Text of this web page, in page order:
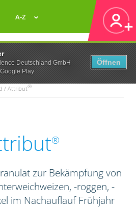
Deutschland GmbH
Play
Öffnen
A-Z
/ Attribut®
®
zur Bekämpfung von
-roggen, -
im Nachauflauf Frühjahr